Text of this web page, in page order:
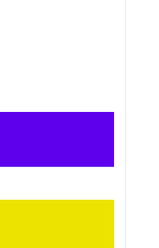
dnia
ryzyka (np.